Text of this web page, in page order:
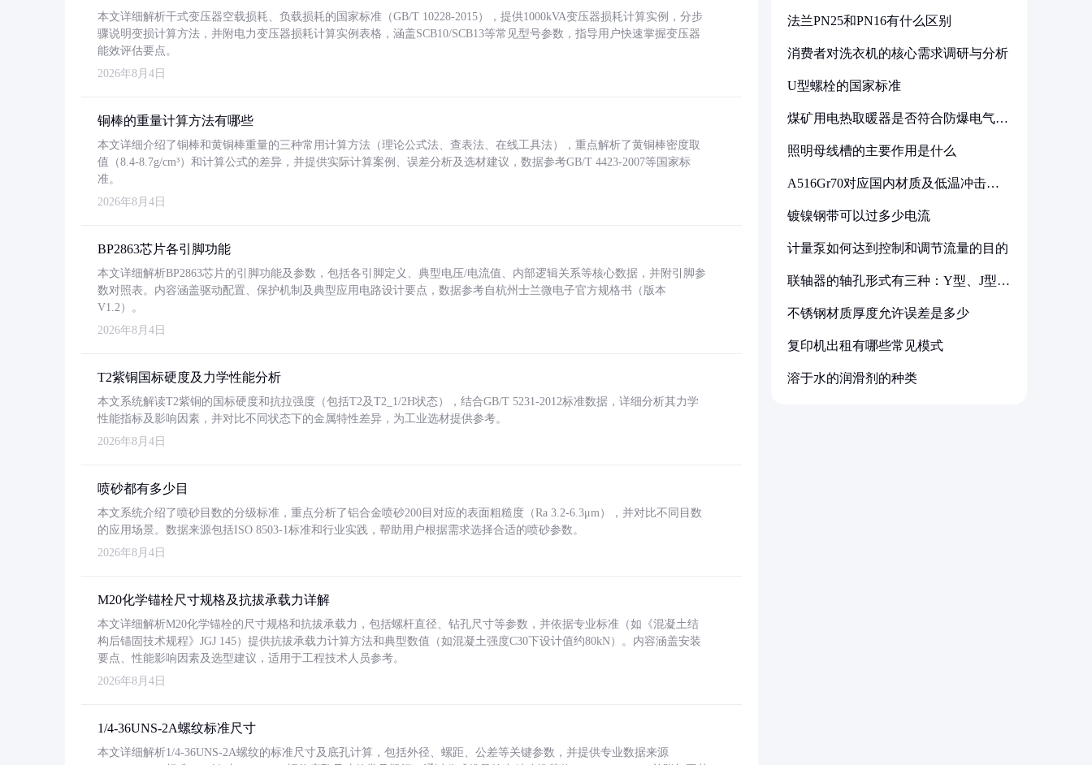
本文详细解析干式变压器空载损耗、负载损耗的国家标准（GB/T 10228-2015），提供1000kVA变压器损耗计算实例，分步
骤说明变损计算方法，并附电力变压器损耗计算实例表格，涵盖SCB10/SCB13等常见型号参数，指导用户快速掌握变压器
能效评估要点。
2026年8月4日
铜棒的重量计算方法有哪些
本文详细介绍了铜棒和黄铜棒重量的三种常用计算方法（理论公式法、查表法、在线工具法），重点解析了黄铜棒密度取
值（8.4-8.7g/cm³）和计算公式的差异，并提供实际计算案例、误差分析及选材建议，数据参考GB/T 4423-2007等国家标
准。
2026年8月4日
BP2863芯片各引脚功能
本文详细解析BP2863芯片的引脚功能及参数，包括各引脚定义、典型电压/电流值、内部逻辑关系等核心数据，并附引脚参
数对照表。内容涵盖驱动配置、保护机制及典型应用电路设计要点，数据参考自杭州士兰微电子官方规格书（版本
V1.2）。
2026年8月4日
T2紫铜国标硬度及力学性能分析
本文系统解读T2紫铜的国标硬度和抗拉强度（包括T2及T2_1/2H状态），结合GB/T 5231-2012标准数据，详细分析其力学
性能指标及影响因素，并对比不同状态下的金属特性差异，为工业选材提供参考。
2026年8月4日
喷砂都有多少目
本文系统介绍了喷砂目数的分级标准，重点分析了铝合金喷砂200目对应的表面粗糙度（Ra 3.2-6.3μm），并对比不同目数
的应用场景。数据来源包括ISO 8503-1标准和行业实践，帮助用户根据需求选择合适的喷砂参数。
2026年8月4日
M20化学锚栓尺寸规格及抗拔承载力详解
本文详细解析M20化学锚栓的尺寸规格和抗拔承载力，包括螺杆直径、钻孔尺寸等参数，并依据专业标准（如《混凝土结
构后锚固技术规程》JGJ 145）提供抗拔承载力计算方法和典型数值（如混凝土强度C30下设计值约80kN）。内容涵盖安装
要点、性能影响因素及选型建议，适用于工程技术人员参考。
2026年8月4日
1/4-36UNS-2A螺纹标准尺寸
本文详细解析1/4-36UNS-2A螺纹的标准尺寸及底孔计算，包括外径、螺距、公差等关键参数，并提供专业数据来源
法兰PN25和PN16有什么区别
消费者对洗衣机的核心需求调研与分析
U型螺栓的国家标准
煤矿用电热取暖器是否符合防爆电气设
照明母线槽的主要作用是什么
A516Gr70对应国内材质及低温冲击要
镀镍钢带可以过多少电流
计量泵如何达到控制和调节流量的目的
联轴器的轴孔形式有三种：Y型、J型、
不锈钢材质厚度允许误差是多少
复印机出租有哪些常见模式
溶于水的润滑剂的种类